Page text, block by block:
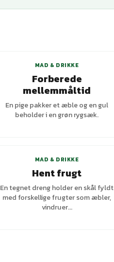
MAD & DRIKKE
Forberede
mellemmåltid
En pige pakker et æble og en gul
beholder i en grøn rygsæk.
MAD & DRIKKE
Hent frugt
En tegnet dreng holder en skål fyldt
med forskellige frugter som æbler,
vindruer...